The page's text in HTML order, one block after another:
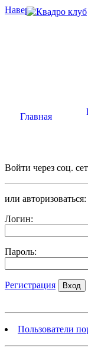
Наверх .
Главная
Войти через соц.
или авторизоваться:
Логин:
Пароль:
Регистрация
Пользователи